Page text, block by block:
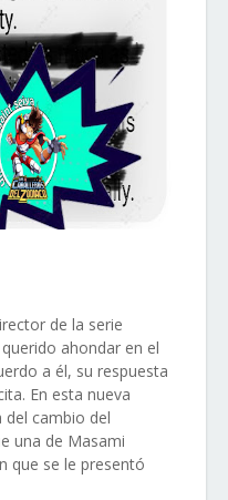
de la serie
ahondar en el
a él, su respuesta
En esta nueva
del cambio del
una de Masami
que se le presentó